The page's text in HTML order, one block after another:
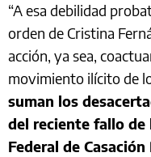
“A esa debilidad
orden de Cristina
acción, ya sea,
movimiento ilícito de
suman los
del reciente fallo de
Federal de